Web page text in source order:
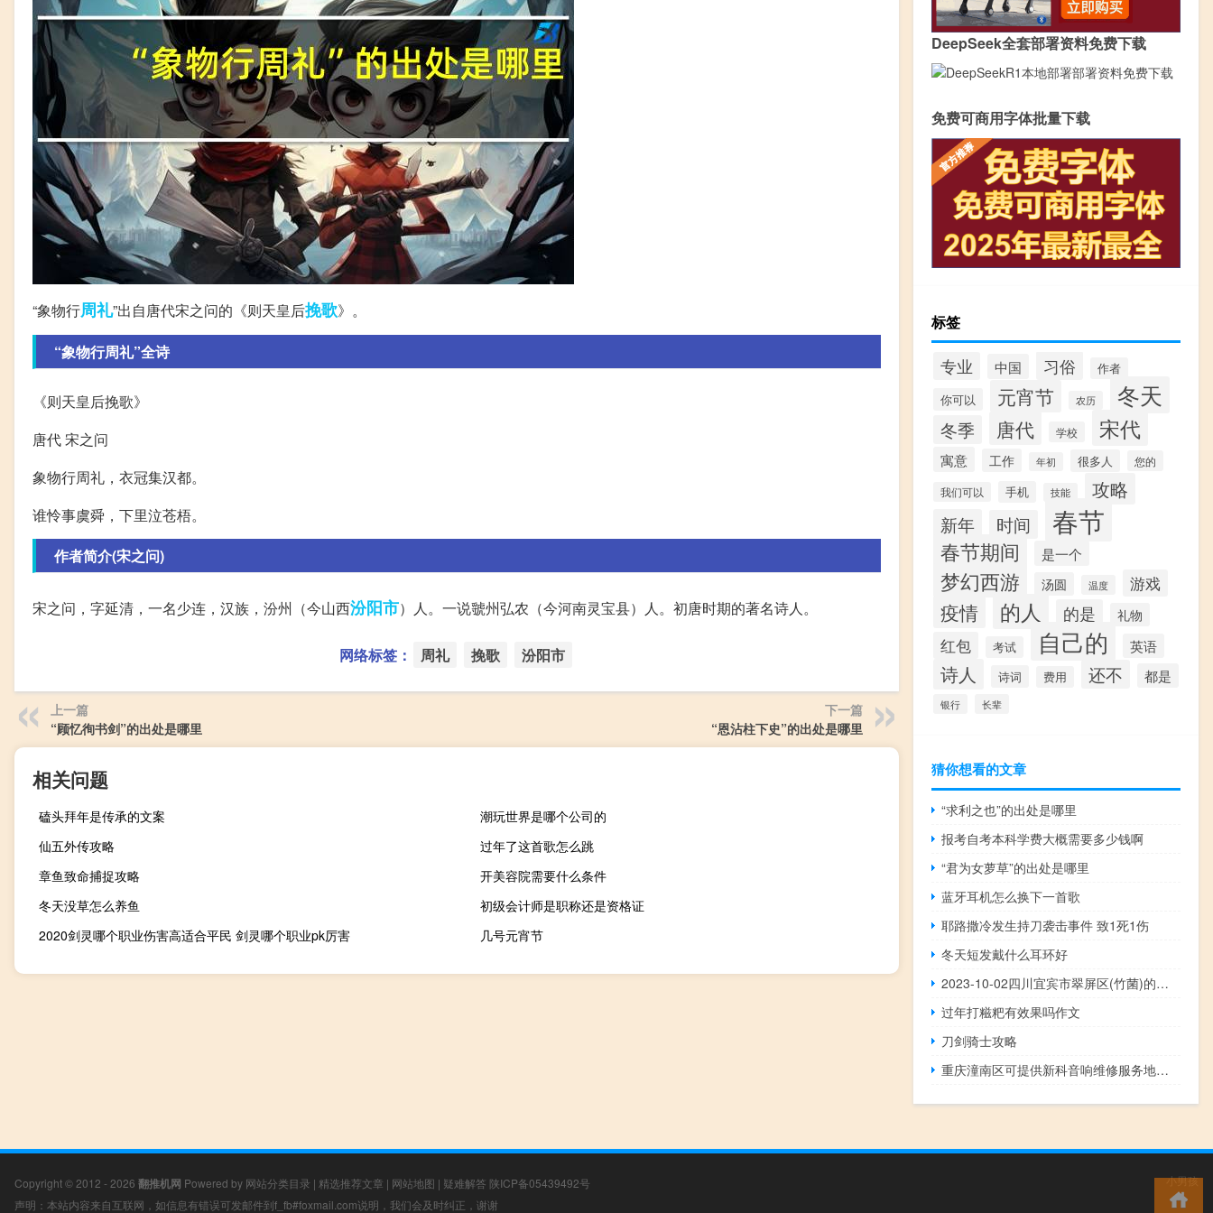
“象物行周礼”出自唐代宋之问的《则天皇后挽歌》。
“象物行周礼”全诗
《则天皇后挽歌》
唐代 宋之问
象物行周礼，衣冠集汉都。
谁怜事虞舜，下里泣苍梧。
作者简介(宋之问)
宋之问，字延清，一名少连，汉族，汾州（今山西汾阳市）人。一说虢州弘农（今河南灵宝县）人。初唐时期的著名诗人。
网络标签： 周礼 挽歌 汾阳市
上一篇
“顾忆徇书剑”的出处是哪里
下一篇
“恩沾柱下史”的出处是哪里
相关问题
磕头拜年是传承的文案
潮玩世界是哪个公司的
仙五外传攻略
过年了这首歌怎么跳
章鱼致命捕捉攻略
开美容院需要什么条件
冬天没草怎么养鱼
初级会计师是职称还是资格证
2020剑灵哪个职业伤害高适合平民 剑灵哪个职业pk厉害
几号元宵节
DeepSeek全套部署资料免费下载
免费可商用字体批量下载
标签
专业 中国 习俗 作者
你可以 元宵节 农历 冬天
冬季 唐代 学校 宋代
寓意 工作 年初 很多人 您的
我们可以 手机 技能 攻略
新年 时间 春节
春节期间 是一个
梦幻西游 汤圆 温度 游戏
疫情 的人 的是 礼物
红包 考试 自己的 英语
诗人 诗词 费用 还不 都是
银行 长辈
猜你想看的文章
“求利之也”的出处是哪里
报考自考本科学费大概需要多少钱啊
“君为女萝草”的出处是哪里
蓝牙耳机怎么换下一首歌
耶路撒冷发生持刀袭击事件 致1死1伤
冬天短发戴什么耳环好
2023-10-02四川宜宾市翠屏区(竹菌)的报价是多少
过年打糍粑有效果吗作文
刀剑骑士攻略
重庆潼南区可提供新科音响维修服务地址在哪
Copyright © 2012 - 2026 翻推机网 Powered by 网站分类目录 | 精选推荐文章 | 网站地图 | 疑难解答 陕ICP备05439492号
声明：本站内容来自互联网，如信息有错误可发邮件到f_fb#foxmail.com说明，我们会及时纠正，谢谢
小男孩